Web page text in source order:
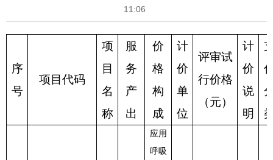
11:06
序
号
项目代码
项
目
名
称
服
务
产
出
价
格
构
成
计
价
单
位
评审试
行价格
（元）
计
价
说
明
应用
呼吸